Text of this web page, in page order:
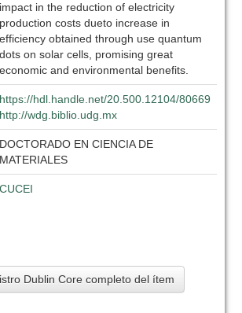
impact in the reduction of electricity
production costs dueto increase in
efficiency obtained through use quantum
dots on solar cells, promising great
economic and environmental benefits.
https://hdl.handle.net/20.500.12104/80669
http://wdg.biblio.udg.mx
DOCTORADO EN CIENCIA DE
MATERIALES
CUCEI
Dublin Core completo del ítem